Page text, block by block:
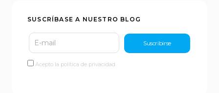
SUSCRÍBASE A NUESTRO BLOG
Acepto la política de privacidad